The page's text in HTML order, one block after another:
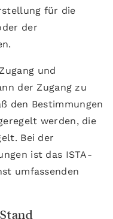
für die
der
und
der Zugang zu
den Bestimmungen
werden, die
Bei der
ist das ISTA-
umfassenden